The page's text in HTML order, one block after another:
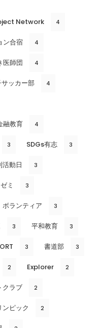
Network 4
ン合宿 4
医師団 4
ッカー部 4
融教育 4
3 SDGs有志 3
活動日 3
ゼミ 3
ボランティア 3
3 平和教育 3
3 書道部 3
2 Explorer 2
クラブ 2
ンピック 2